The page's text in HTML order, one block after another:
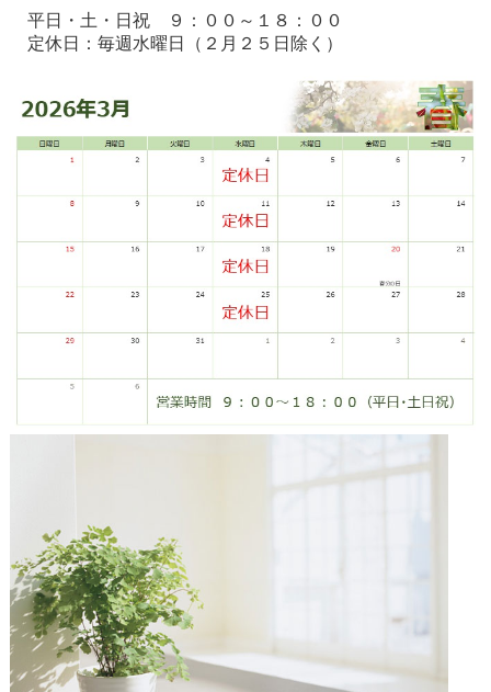
平日・土・日祝 ９：００～１８：００
定休日：毎週水曜日（２月２５日除く）